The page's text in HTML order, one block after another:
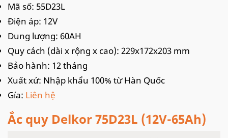
Mã số: 55D23L
Điện áp: 12V
Dung lượng: 60AH
Quy cách (dài x rộng x cao): 229x172x203 mm
Bảo hành: 12 tháng
Xuất xứ: Nhập khẩu 100% từ Hàn Quốc
Gía: Liên hệ
Ắc quy Delkor 75D23L (12V-65Ah)